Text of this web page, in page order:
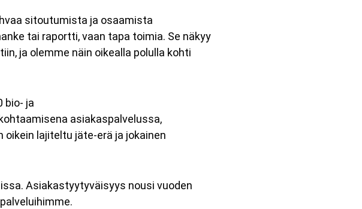
sitoutumista ja osaamista
tai raportti, vaan tapa toimia. Se näkyy
ja olemme näin oikealla polulla kohti
bio- ja
asiakaspalvelussa,
oikein lajiteltu jäte-erä ja jokainen
Asiakastyytyväisyys nousi vuoden